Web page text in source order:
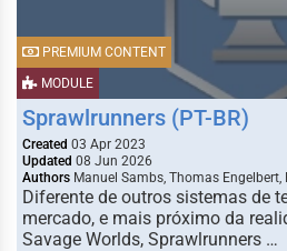
MODULE
PREMIUM CONTENT
Sprawlrunners (PT-BR)
Created 03 Apr 2023
Updated 08 Jun 2026
Authors Manuel Sambs, Thomas Engelbert,
Diferente de outros sistemas de
mercado, e mais próximo da
Savage Worlds, Sprawlrunners …